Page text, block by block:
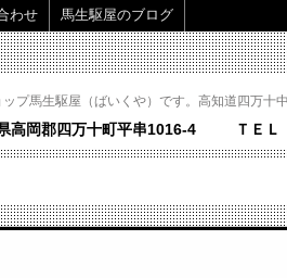
プ馬生駆屋（ばいくや）です。高知道四万十
岡郡四万十町平串1016-4 ＴＥ
わせ 馬生駆屋のブログ